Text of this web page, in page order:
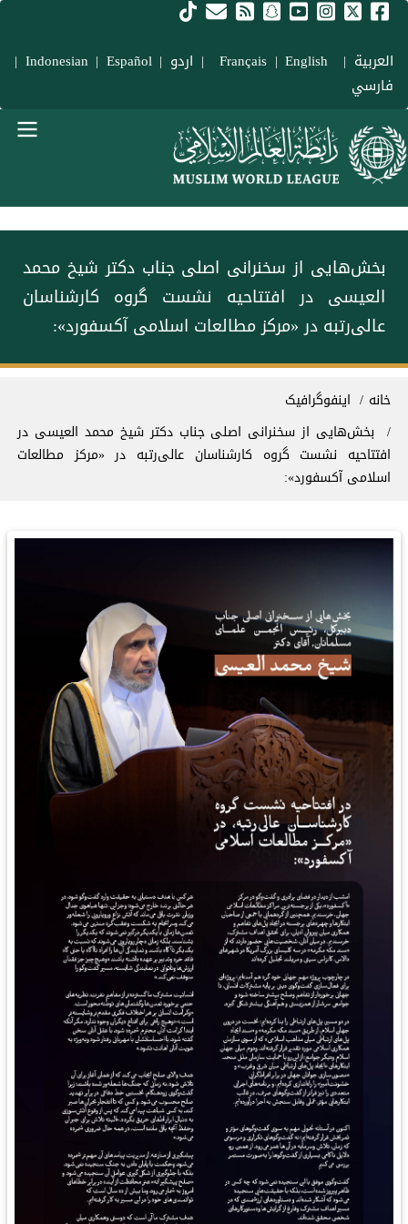
رفتن به محتوای اصلی
العربية |
|English
| اردو |
Indonesian | Español
|
فارسي
بخش‌هایی از سخنرانی اصلی جناب دکتر شیخ محمد
العیسی در افتتاحیه نشست گروه کارشناسان
عالی‌رتبه در «مرکز مطالعات اسلامی آکسفورد»:
مسیر راهنما
خانه
اینفوگرافیک
بخش‌هایی از سخنرانی اصلی جناب دکتر شیخ محمد العیسی در
افتتاحیه نشست گروه کارشناسان عالی‌رتبه در «مرکز مطالعات
اسلامی آکسفورد»: